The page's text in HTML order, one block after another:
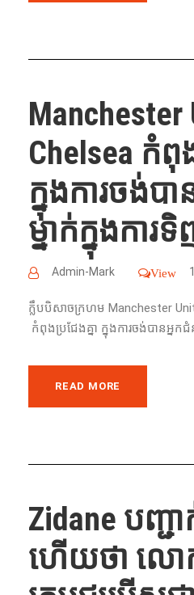
Chelsea កំពុ
ក្នុងការចង់ប
ម្នាក់ក្នុងកា
Admin-Mark View
ក្លឹបបិសាចក្រហម​ Manchester
កំពុងប្រជែងគ្នា ក្នុងការចង់បានអ្នក
READ MORE
Zidane បញ្ជ
ហើយ​ថា​ លោ